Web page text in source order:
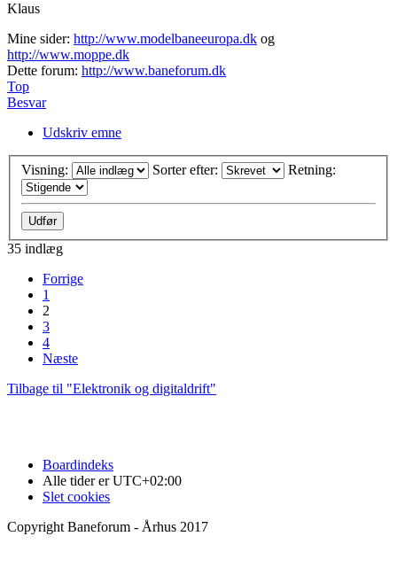
Klaus
Mine sider: http://www.modelbaneeuropa.dk og
http://www.moppe.dk
Dette forum: http://www.baneforum.dk
Top
Besvar
Udskriv emne
Visning: Sorter efter: Retning:
35 indlæg
Forrige
1
2
3
4
Næste
Tilbage til "Elektronik og digitaldrift"
Boardindeks
Alle tider erUTC+02:00
Slet cookies
Copyright Baneforum - Århus 2017